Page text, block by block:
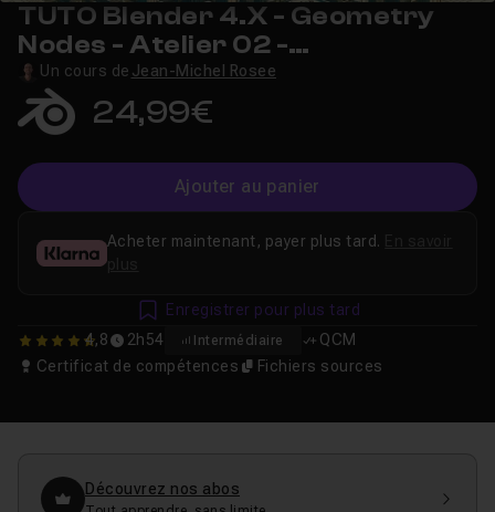
TUTO Blender 4.X - Geometry
Nodes - Atelier 02 -
Construction Building
Un cours de Jean-Michel Rosee
24,99€
Ajouter au panier
4.8 4,8 2h54 Intermédiaire
QCM
Certificat de compétences
Fichiers sources
Acheter maintenant, payer plus tard.
plus
Enregistrer pour plus tard
Découvrez nos abos